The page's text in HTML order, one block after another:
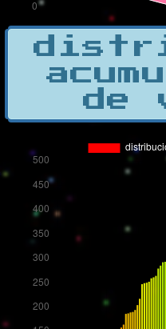
de